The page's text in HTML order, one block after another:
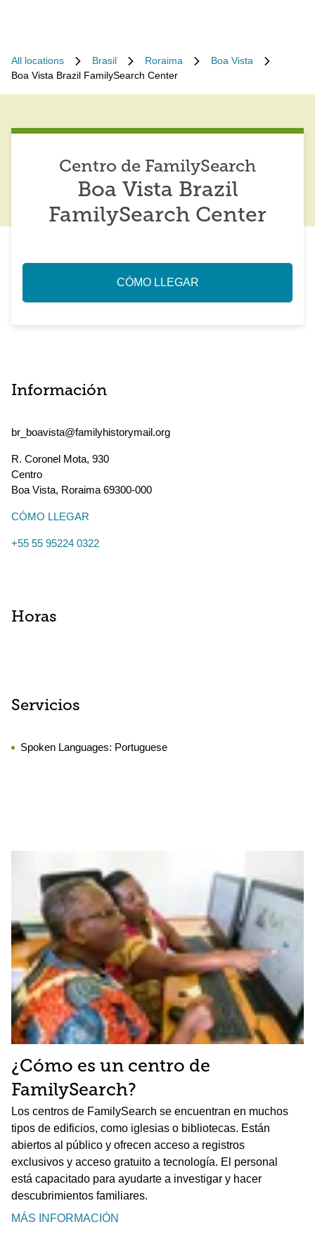
All locations Brasil Roraima
Boa Vista
Boa Vista Brazil FamilySearch Center
Centro de FamilySearch
Boa Vista Brazil
FamilySearch Center
CÓMO LLEGAR
Información
br_boavista@familyhistorymail.org
R. Coronel Mota, 930
Centro
Boa Vista, Roraima 69300-000
CÓMO LLEGAR
+55 55 95224 0322
Horas
Servicios
Spoken Languages: Portuguese
¿Cómo es un centro de
FamilySearch?
Los centros de FamilySearch se encuentran en muchos
tipos de edificios, como iglesias o bibliotecas. Están
abiertos al público y ofrecen acceso a registros
exclusivos y acceso gratuito a tecnología. El personal
está capacitado para ayudarte a investigar y hacer
descubrimientos familiares.
MÁS INFORMACIÓN